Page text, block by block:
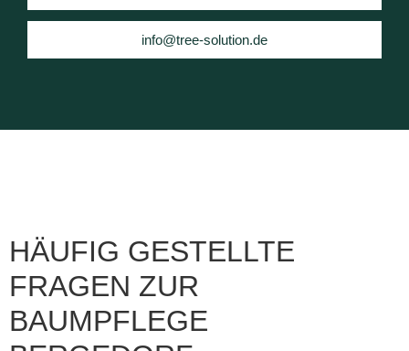
info@tree-solution.de
HÄUFIG GESTELLTE
FRAGEN ZUR
BAUMPFLEGE